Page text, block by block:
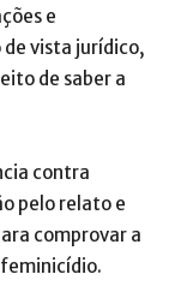
e
de vista jurídico,
de saber a
contra
pelo relato e
comprovar a